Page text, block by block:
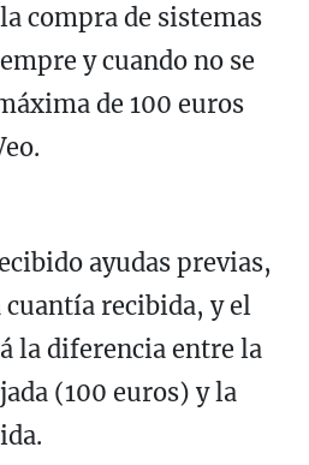
compra de sistemas
y cuando no se
de 100 euros
ayudas previas,
cuantía recibida, y el
la diferencia entre la
(100 euros) y la